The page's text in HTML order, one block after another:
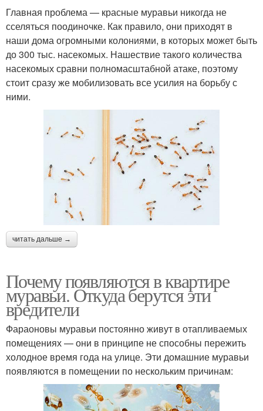
Главная проблема — красные муравьи никогда не
сселяться поодиночке. Как правило, они приходят в
наши дома огромными колониями, в которых может быть
до 300 тыс. насекомых. Нашествие такого количества
насекомых сравни полномасштабной атаке, поэтому
стоит сразу же мобилизовать все усилия на борьбу с
ними.
читать дальше →
Почему появляются в квартире
муравьи. Откуда берутся эти
вредители
Фараоновы муравьи постоянно живут в отапливаемых
помещениях — они в принципе не способны пережить
холодное время года на улице. Эти домашние муравьи
появляются в помещении по нескольким причинам: